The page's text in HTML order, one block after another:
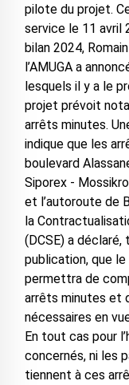
pilote du projet.
service le 11 avril
bilan 2024,
l’AMUGA a
lesquels il y a le
projet prévoit
arrêts minutes.
indique que les
boulevard
Siporex -
et l’autoroute de
la
(DCSE) a
publication, que
permettra de
arrêts minutes et
nécessaires en
En tout cas pour
concernés, ni les
tiennent à ces